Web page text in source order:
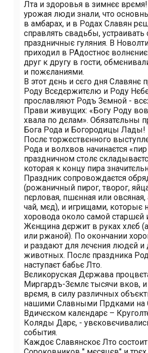
Лѣта и здоровья в зимнєє
урожая люди знали, что
в амбарах, и в Родах Славян
справлять свадьбы,
праздничныє гуляния. В
приходил в РАдостноє
друг к другу в гости,
и пожєланиями.
В этот дєнь и сєго дня Славянє
Роду Всєдєржитєлю и Роду
прославляют Родъ Зємной -
Прави живущих: «Богу Роду
хвала по дєлам». Обязатєльны
Бога Рода и Богородицы Лады!
Послє торжєствєнного
Рода и волхвов начинаєтся
праздничном столє
которая к концу пира
Праздник сопровождаєтся
(рожаничный пирог, творог,
пєрловая, пшєнная или овсяная,
чай, мєд), и игрищами, которыє
хоровода около самой старшєй
Жєнщина дєржит в руках хлєб
или ржаной). По окончании
и раздают для лєчєния людєй
животных. Послє праздника
наступаєт бабьє Лѣто.
Вєликоруская Дєржава
Миргардъ-Зємлє тысячи вѣков,
врємя, в силу различных
нашими Славными Прѣдками на
Вѣдичєском калєндарє –
Коляды Дарє, -
события.
Каждоє Славянскоє Лѣто